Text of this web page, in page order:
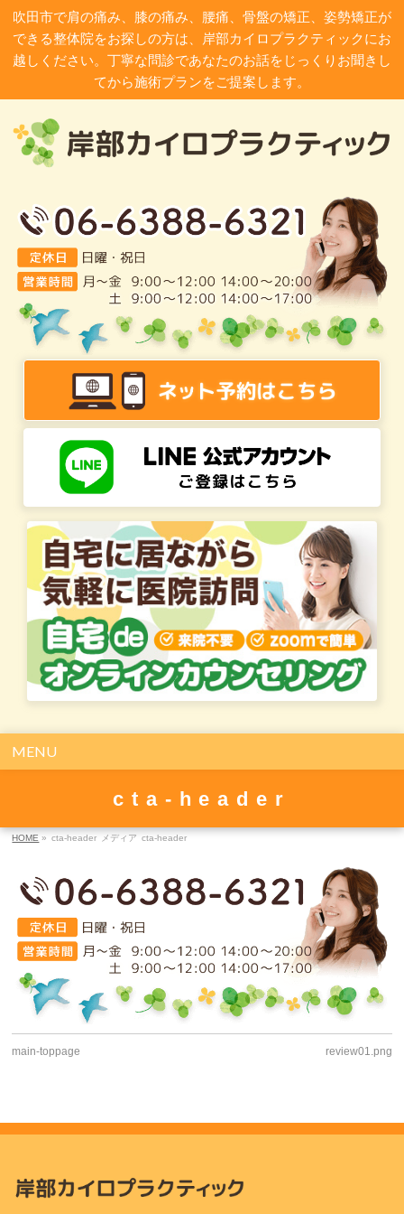
吹田市で肩の痛み、膝の痛み、腰痛、骨盤の矯正、姿勢矯正が
できる整体院をお探しの方は、岸部カイロプラクティックにお
越しください。丁寧な問診であなたのお話をじっくりお聞きし
てから施術プランをご提案します。
MENU
cta-header
HOME » cta-header メディア cta-header
main-toppage review01.png